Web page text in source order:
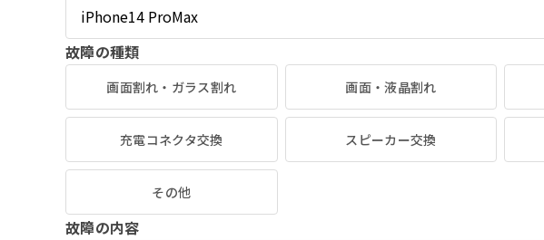
故障の種類
画面割れ・ガラス割れ 画面・液晶割れ
充電コネクタ交換 スピーカー交換
その他
故障の内容